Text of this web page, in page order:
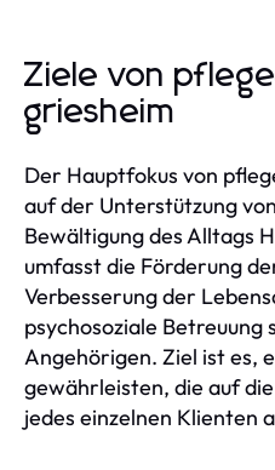
Ziele von
griesheim
Der Hauptfokus von
auf der Unterstützung
Bewältigung des Alltags
umfasst die Förderung
Verbesserung der
psychosoziale
Angehörigen. Ziel ist es,
gewährleisten, die auf
jedes einzelnen Klienten